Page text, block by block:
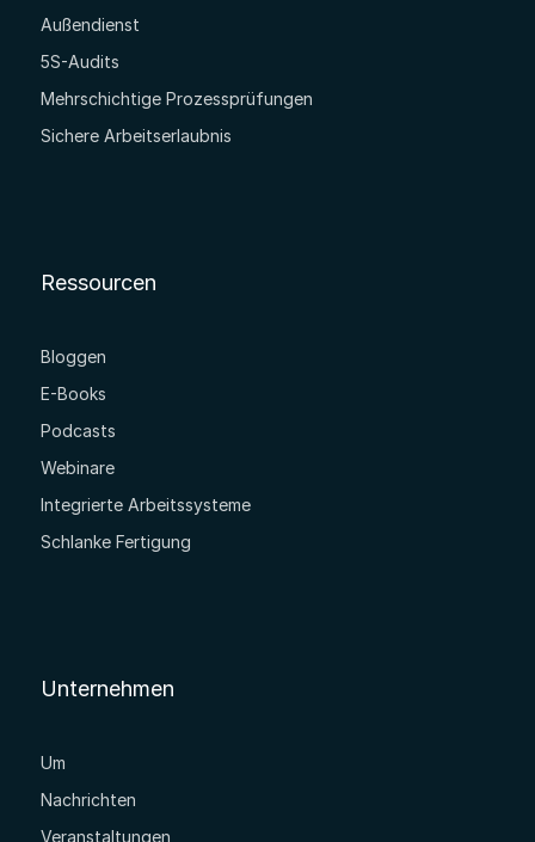
Außendienst
5S-Audits
Mehrschichtige Prozessprüfungen
Sichere Arbeitserlaubnis
Ressourcen
Bloggen
E-Books
Podcasts
Webinare
Integrierte Arbeitssysteme
Schlanke Fertigung
Unternehmen
Um
Nachrichten
Veranstaltungen